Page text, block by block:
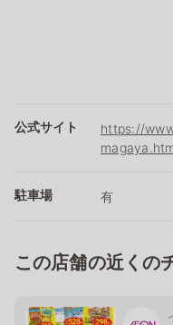
公式サイト
https://
駐車場 有
この店舗の近くの